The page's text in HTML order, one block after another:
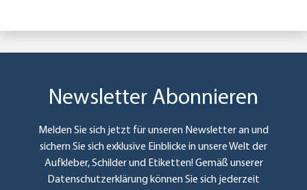
Newsletter Abonnieren
Melden Sie sich jetzt für unseren Newsletter an und
sichern Sie sich exklusive Einblicke in unsere Welt der
Aufkleber, Schilder und Etiketten! Gemäß unserer
Datenschutzerklärungkönnen Sie sich jederzeit